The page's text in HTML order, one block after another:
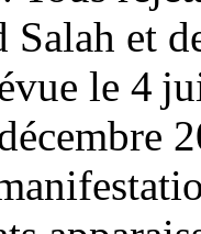
Salah et
le 4